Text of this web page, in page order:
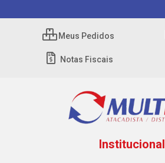
Meus Pedidos
Notas Fiscais
Institucional